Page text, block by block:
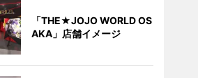
「THE★JOJO WORLD OS
AKA」店舗イメージ